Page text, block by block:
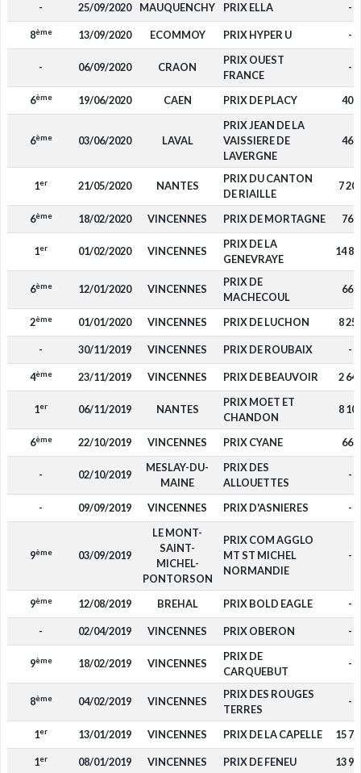
- 25/09/2020 MAUQUENCHY PRIX ELLA -
8ème 13/09/2020 ECOMMOY PRIX HYPER U -
- 06/09/2020 CRAON
PRIX OUEST
FRANCE
-
6ème 19/06/2020 CAEN PRIX DE PLACY 400
6ème 03/06/2020 LAVAL
PRIX JEAN DE LA
VAISSIERE DE
LAVERGNE
460
1er 21/05/2020 NANTES
PRIX DU CANTON
DE RIAILLE
7
6ème 18/02/2020 VINCENNES PRIX DE MORTAGNE 760
1er 01/02/2020 VINCENNES
PRIX DE LA
GENEVRAYE
14
6ème 12/01/2020 VINCENNES
PRIX DE
MACHECOUL
660
2ème 01/01/2020 VINCENNES PRIX DE LUCHON 8
- 30/11/2019 VINCENNES PRIX DE ROUBAIX -
4ème 23/11/2019 VINCENNES PRIX DE BEAUVOIR 2
1er 06/11/2019 NANTES
PRIX MOET ET
CHANDON
8
6ème 22/10/2019 VINCENNES PRIX CYANE 660
- 02/10/2019
MESLAY-DU-
MAINE
PRIX DES
ALLOUETTES
-
- 09/09/2019 VINCENNES PRIX D'ASNIERES -
9ème 03/09/2019
LE MONT-
SAINT-
MICHEL-
PONTORSON
PRIX COM AGGLO
MT ST MICHEL
NORMANDIE
-
9ème 12/08/2019 BREHAL PRIX BOLD EAGLE -
- 02/04/2019 VINCENNES PRIX OBERON -
9ème 18/02/2019 VINCENNES
PRIX DE
CARQUEBUT
-
8ème 04/02/2019 VINCENNES
PRIX DES ROUGES
TERRES
-
1er 13/01/2019 VINCENNES PRIX DE LA CAPELLE 15
1er 08/01/2019 VINCENNES PRIX DE FENEU 13